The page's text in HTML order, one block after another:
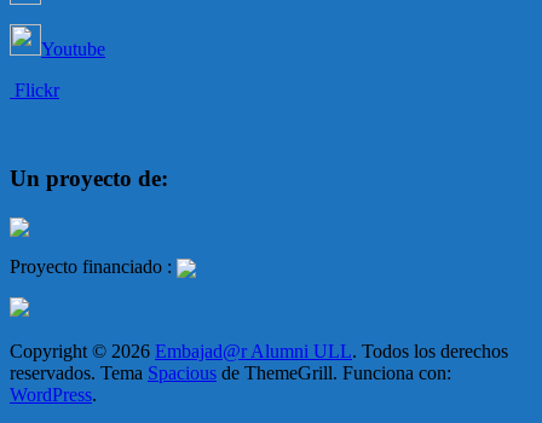
Youtube
Flickr
Un proyecto de:
Proyecto financiado :
Copyright © 2026 Embajad@r Alumni ULL. Todos los derechos
reservados. Tema Spacious de ThemeGrill. Funciona con:
WordPress.